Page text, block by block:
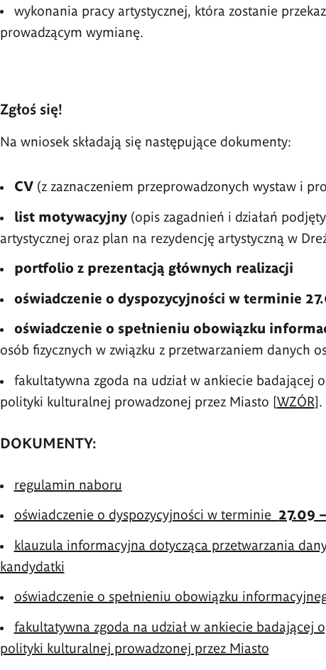
wykonania pracy artystycznej, która zostanie
prowadzącym wymianę.
Zgłoś się!
Na wniosek składają się następujące dokumenty:
CV(z zaznaczeniem przeprowadzonych wystaw i
list motywacyjny (opis zagadnień i działań
artystycznej oraz plan na rezydencję artystyczną w
portfolio z prezentacją głównych realizacji
oświadczenie o dyspozycyjności w terminie
oświadczenie o spełnieniu obowiązku
osób fizycznych w związku z przetwarzaniem danych
fakultatywna zgoda na udział w ankiecie badającej
polityki kulturalnej prowadzonej przez Miasto [WZÓR].
DOKUMENTY:
regulamin naboru
oświadczenie o dyspozycyjności w terminie 27.09
klauzula informacyjna dotycząca przetwarzania
kandydatki
oświadczenie o spełnieniu obowiązku
fakultatywna zgoda na udział w ankiecie badającej
polityki kulturalnej prowadzonej przez Miasto